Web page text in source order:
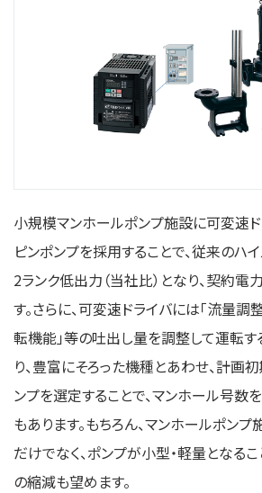
小規模マンホールポンプ施設に可変速
ピンポンプを採用することで、従来のハ
2ランク低出力（当社比）となり、契約
す。さらに、可変速ドライバには「流量調
転機能」等の吐出し量を調整して運転
り、豊富にそろった機種とあわせ、計画
ンプを選定することで、マンホール号数
もあります。もちろん、マンホールポン
だけでなく、ポンプが小型・軽量となる
の縮減も望めます。